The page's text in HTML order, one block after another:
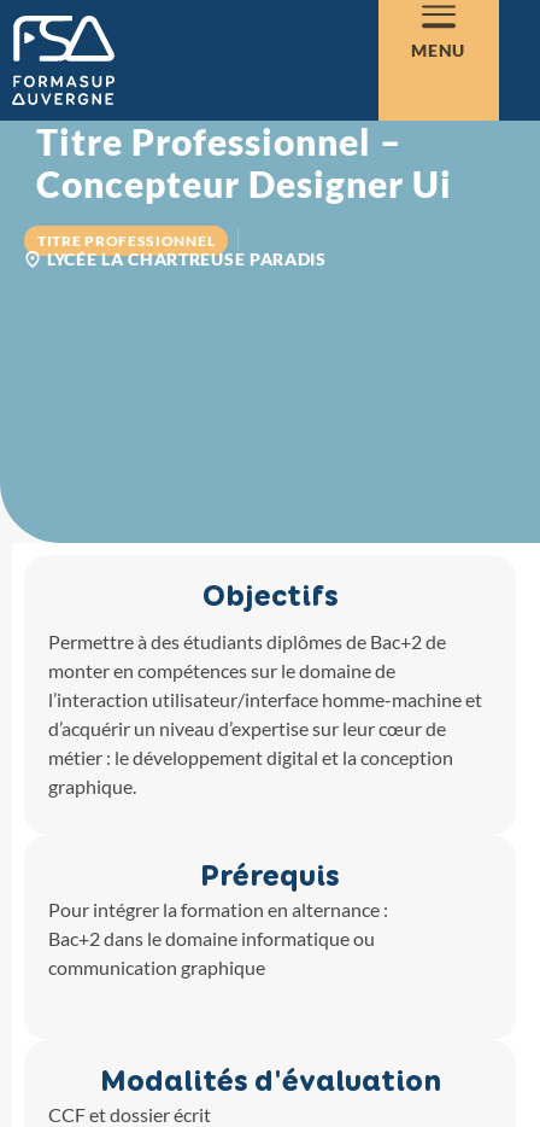
MENU
Titre Professionnel –
Concepteur Designer Ui
TITRE PROFESSIONNEL
LYCÉE LA CHARTREUSE PARADIS
Objectifs
Permettre à des étudiants diplômes de Bac+2 de
monter en compétences sur le domaine de
l’interaction utilisateur/interface homme-machine et
d’acquérir un niveau d’expertise sur leur cœur de
métier : le développement digital et la conception
graphique.
Prérequis
Pour intégrer la formation en alternance :
Bac+2 dans le domaine informatique ou
communication graphique
Modalités d'évaluation
CCF et dossier écrit